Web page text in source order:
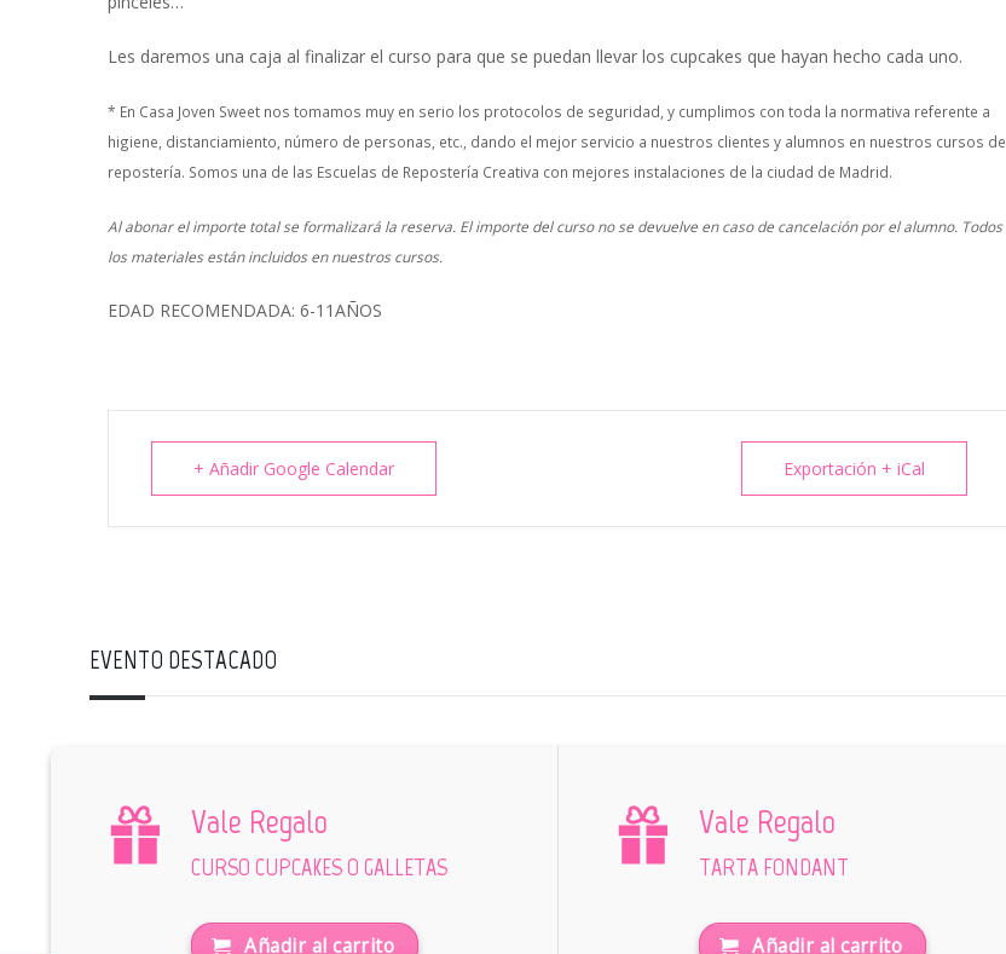
Les daremos una caja al finalizar el curso para que se puedan llevar los cupcakes que hayan hecho cada uno.
* En Casa Joven Sweet nos tomamos muy en serio los protocolos de seguridad, y cumplimos con toda la normativa referente a
higiene, distanciamiento, número de personas, etc., dando el mejor servicio a nuestros clientes y alumnos en nuestros cursos de
repostería. Somos una de las Escuelas de Repostería Creativa con mejores instalaciones de la ciudad de Madrid.
Al abonar el importe total se formalizará la reserva. El importe del curso no se devuelve en caso de cancelación por el alumno. Todos
los materiales están incluidos en nuestros cursos.
EDAD RECOMENDADA: 6-11AÑOS
+ Añadir Google Calendar Exportación + iCal
EVENTO DESTACADO
Vale Regalo
CURSO CUPCAKES O GALLETAS
Añadir al carrito
Vale Regalo
TARTA FONDANT
Añadir al carrito